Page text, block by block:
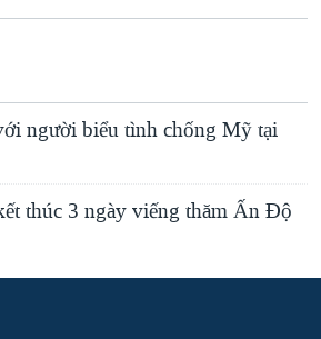
người biểu tình chống Mỹ tại
thúc 3 ngày viếng thăm Ấn Ðộ